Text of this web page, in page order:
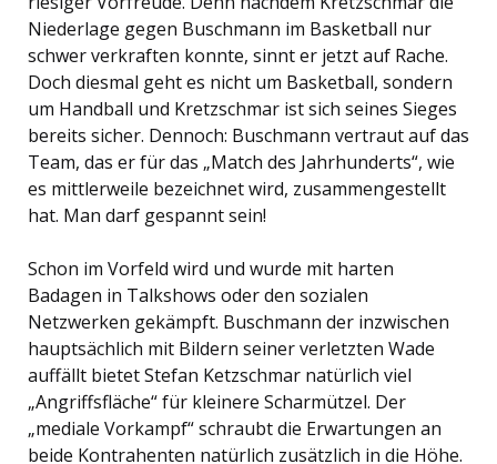
Niederlage gegen Buschmann im Basketball nur
schwer verkraften konnte, sinnt er jetzt auf Rache.
Doch diesmal geht es nicht um Basketball, sondern
um Handball und Kretzschmar ist sich seines Sieges
bereits sicher. Dennoch: Buschmann vertraut auf das
Team, das er für das „Match des Jahrhunderts“, wie
es mittlerweile bezeichnet wird, zusammengestellt
hat. Man darf gespannt sein!
Schon im Vorfeld wird und wurde mit harten
Badagen in Talkshows oder den sozialen
Netzwerken gekämpft. Buschmann der inzwischen
hauptsächlich mit Bildern seiner verletzten Wade
auffällt bietet Stefan Ketzschmar natürlich viel
„Angriffsfläche“ für kleinere Scharmützel. Der
„mediale Vorkampf“ schraubt die Erwartungen an
beide Kontrahenten natürlich zusätzlich in die Höhe.